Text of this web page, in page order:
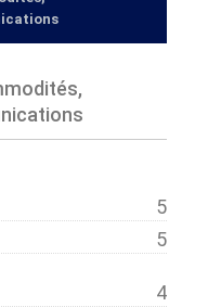
5
5
4